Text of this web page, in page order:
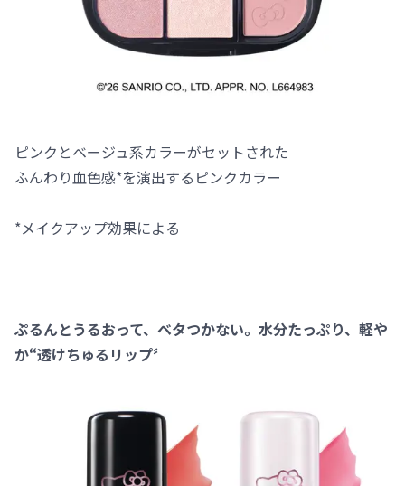
ピンクとベージュ系カラーがセットされた
ふんわり血色感*を演出するピンクカラー
*メイクアップ効果による
ぷるんとうるおって、ベタつかない。水分たっぷり、軽や
か“透けちゅるリップ〞